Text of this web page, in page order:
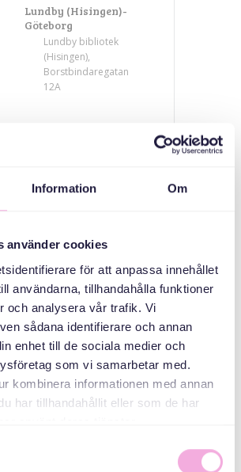
Information Om
använder cookies
för att anpassa innehållet
användarna, tillhandahålla funktioner
och analysera vår trafik. Vi
sådana identifierare och annan
enhet till de sociala medier och
som vi samarbetar med.
kombinera informationen med annan
har tillhandahållit eller som de har
Lundby (Hisingen)-
Göteborg
Lundby bibliotek
(Hisingen),
Borstbindaregatan
12A
Föräldraträffar
Svenska med baby